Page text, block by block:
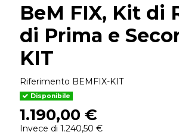
BeM FIX, Kit di
di Prima e
KIT
Riferimento BEMFIX-KIT
Disponibile
1.190,00 €
Invece di 1.240,50 €